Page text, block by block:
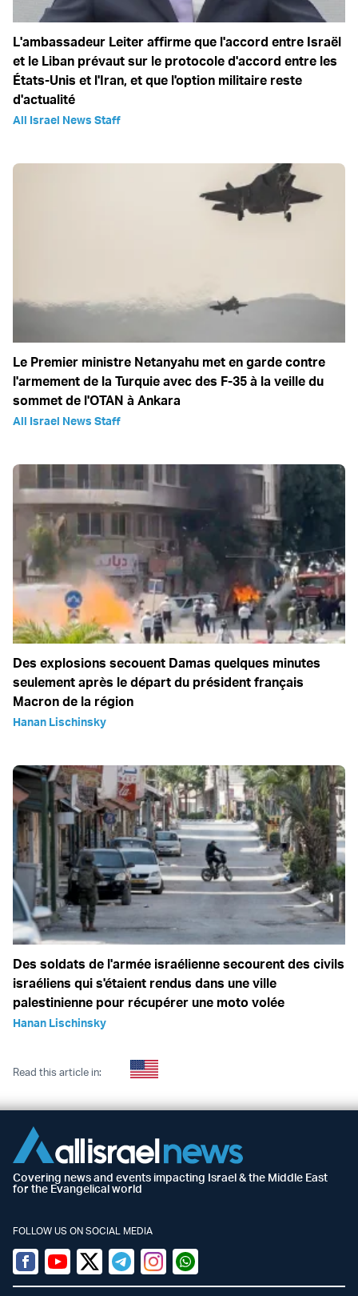
L'ambassadeur Leiter affirme que l'accord entre Israël
et le Liban prévaut sur le protocole d'accord entre les
États-Unis et l'Iran, et que l'option militaire reste
d'actualité
All Israel News Staff
Le Premier ministre Netanyahu met en garde contre
l'armement de la Turquie avec des F-35 à la veille du
sommet de l'OTAN à Ankara
All Israel News Staff
Des explosions secouent Damas quelques minutes
seulement après le départ du président français
Macron de la région
Hanan Lischinsky
Des soldats de l'armée israélienne secourent des civils
israéliens qui s'étaient rendus dans une ville
palestinienne pour récupérer une moto volée
Hanan Lischinsky
Read this article in:
Covering news and events impacting Israel & the Middle East
for the Evangelical world
FOLLOW US ON SOCIAL MEDIA
Facebook
YoutubeTwitter (X)
TelegramInstagramWhatsapp